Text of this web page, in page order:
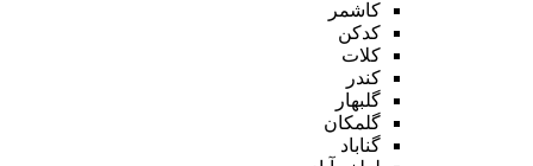
کاشمر
کدکن
کلات
کندر
گلبهار
گلمکان
گناباد